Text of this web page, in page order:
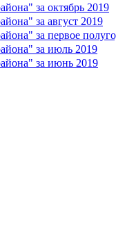
за октябрь 2019
за август 2019
за первое
за июль 2019
за июнь 2019